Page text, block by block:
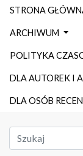
STRONA
ARCHIWUM
POLITYKA
DLA AUTOREK I
DLA OSÓB